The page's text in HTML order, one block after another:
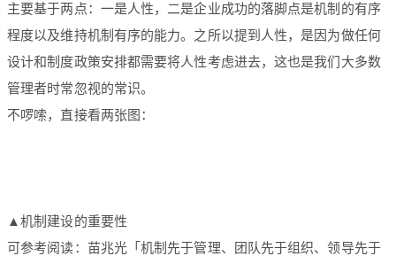
主要基于两点：一是人性，二是企业成功的落脚点是机制的有序
程度以及维持机制有序的能力。之所以提到人性，是因为做任何
设计和制度政策安排都需要将人性考虑进去，这也是我们大多数
管理者时常忽视的常识。
不啰嗦，直接看两张图：
▲机制建设的重要性
可参考阅读：苗兆光「机制先于管理、团队先于组织、领导先于